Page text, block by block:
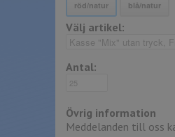
Välj artikel:
Antal:
Övrig information
Meddelanden till oss